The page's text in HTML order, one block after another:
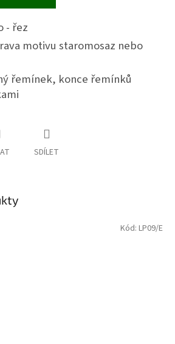
- řez
motivu staromosaz nebo
řemínek, konce řemínků
SDÍLET
Kód: LP09/E